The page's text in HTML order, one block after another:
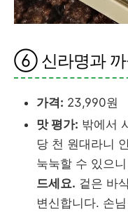
⑥ 신라명과 까
가격: 23,990원
맛 평가: 밖에서
당 천 원대라니
눅눅할 수 있으니
드세요. 겉은 바
변신합니다. 손